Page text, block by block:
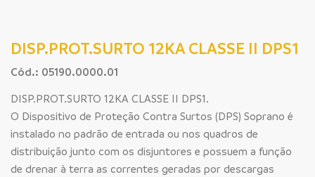
DISP.PROT.SURTO 12KA CLASSE II DPS1
Cód.: 05190.0000.01
DISP.PROT.SURTO 12KA CLASSE II DPS1.
O Dispositivo de Proteção Contra Surtos (DPS) Soprano é
instalado no padrão de entrada ou nos quadros de
distribuição junto com os disjuntores e possuem a função
de drenar à terra as correntes geradas por descargas